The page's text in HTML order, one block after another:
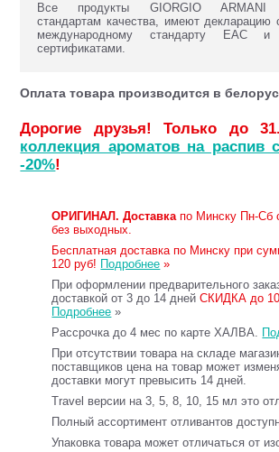
Все продукты GIORGIO ARMANI
стандартам качества, имеют декларацию
международному стандарту ЕАС и
сертификатами.
Оплата товара производится в
Дорогие друзья! Только до
коллекция ароматов на распив
-20%!
ОРИГИНАЛ. Доставкапо Минску Пн-Сб
без выходных.
Бесплатная доставка по Минску при
120 руб! Подробнее »
При оформлении предварительного
доставкой от 3 до 14 днейСКИДКА до
Подробнее »
Рассрочка до 4 мес по карте ХАЛВА.
При отсутствии товара на складе
поставщиков цена на товар может
доставки могут превысить 14 дней.
Travel версии на 3, 5, 8, 10, 15 мл это
Полный ассортимент отливантов
Упаковка товара может отличаться от